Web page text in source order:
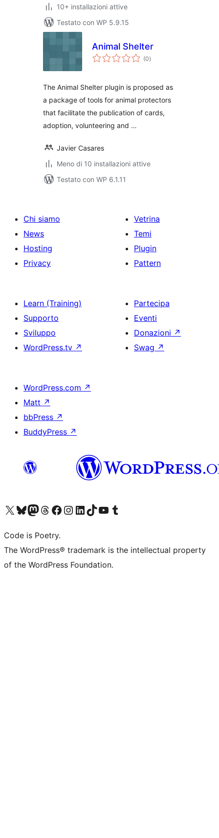
10+ installazioni attive
Testato con WP 5.9.15
Animal Shelter
(0valutazioni
totali
)
The Animal Shelter plugin is proposed as
a package of tools for animal protectors
that facilitate the publication of cards,
adoption, volunteering and …
Javier Casares
Meno di 10 installazioni attive
Testato con WP 6.1.11
Chi siamo
News
Hosting
Privacy
Vetrina
Temi
Plugin
Pattern
Learn (Training)
Supporto
Sviluppo
WordPress.tv ↗
Partecipa
Eventi
Donazioni ↗
Swag ↗
WordPress.com ↗
Matt ↗
bbPress ↗
BuddyPress ↗
Visita il nostro account X (ex Twitter)
Visita il nostro account Bluesky
Visita il nostro account Mastodon
Visita il nostro account Threads
Visita la nostra pagina Facebook
Visita il nostro account Instagram
Visita il nostro account LinkedIn
Visita il nostro account TikTok
Visita il nostro canale YouTube
Visita il nostro account Tumblr
Code is Poetry.
The WordPress® trademark is the intellectual property
of the WordPress Foundation.